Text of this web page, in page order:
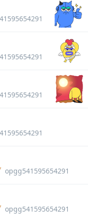
opgg541595654291
opgg541595654291